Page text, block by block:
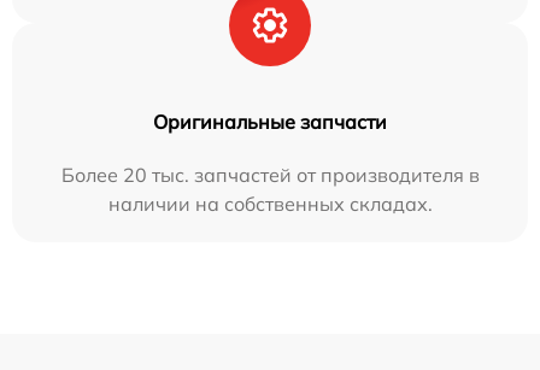
Оригинальные запчасти
Более 20 тыс. запчастей от производителя в
наличии на собственных складах.